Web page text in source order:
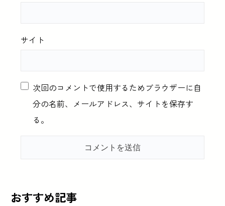
サイト
次回のコメントで使用するためブラウザーに自
分の名前、メールアドレス、サイトを保存す
る。
おすすめ記事